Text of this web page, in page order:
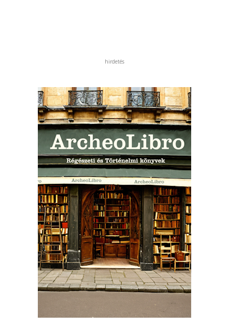
hirdetés